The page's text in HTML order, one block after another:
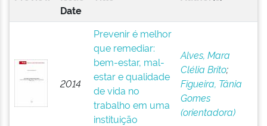
Date
2014
Prevenir é melhor
que remediar:
bem-estar, mal-
estar e qualidade
de vida no
trabalho em uma
instituição
Alves, Mara
Clélia Brito;
Figueira, Tânia
Gomes
(orientadora)